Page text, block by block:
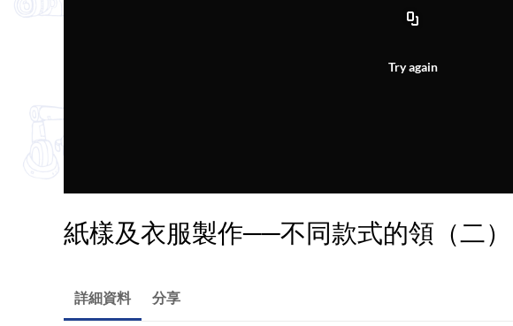
Try again
紙樣及衣服製作──不同款式的領（二）
詳細資料 分享